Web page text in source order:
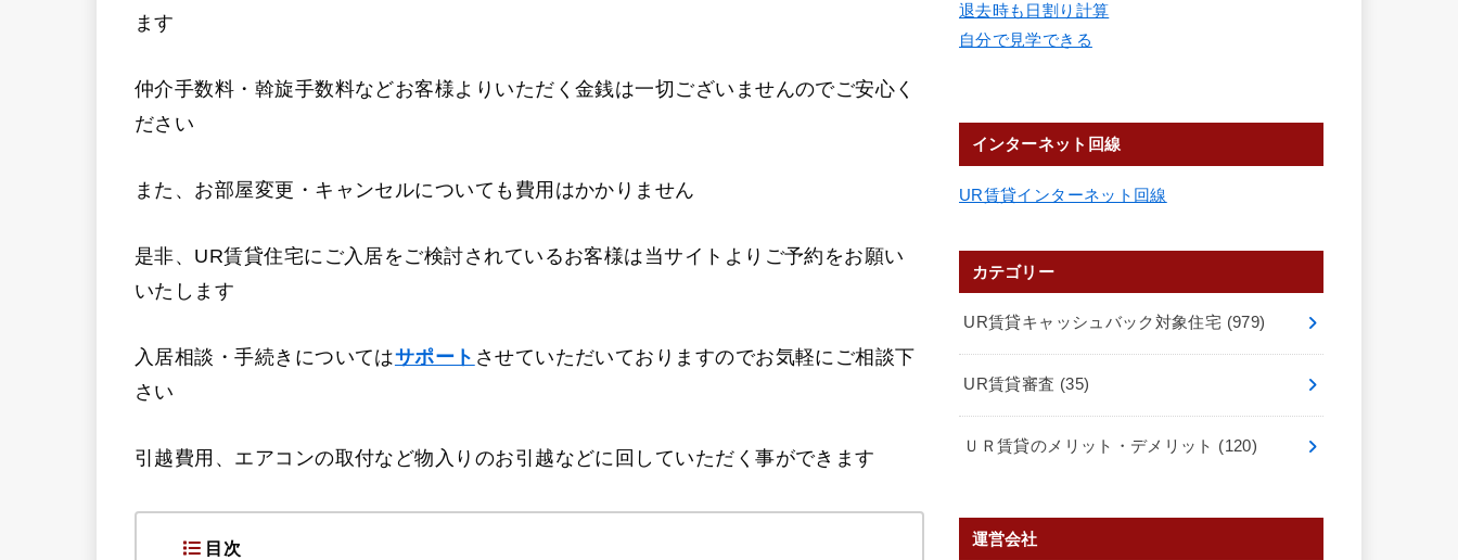
ます
仲介手数料・斡旋手数料などお客様よりいただく金銭は一切ございませんのでご安心く
ださい
また、お部屋変更・キャンセルについても費用はかかりません
是非、UR賃貸住宅にご入居をご検討されているお客様は当サイトよりご予約をお願い
いたします
入居相談・手続きについてはサポート させていただいておりますのでお気軽にご相談下
さい
引越費用、エアコンの取付など物入りのお引越などに回していただく事ができます
目次
退去時も日割り計算
自分で見学できる
インターネット回線
UR賃貸インターネット回線
カテゴリー
UR賃貸キャッシュバック対象住宅 (979)
UR賃貸審査 (35)
ＵＲ賃貸のメリット・デメリット (120)
運営会社